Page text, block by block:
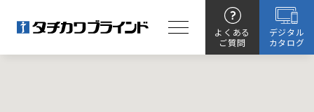
よくある
ご質問
デジタル
カタログ